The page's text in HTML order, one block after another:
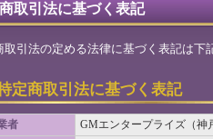
取引法に基づく表記
取引法の定める法律に基づく表記は下
定商取引法に基づく表記
者
GMエンタープライズ（神